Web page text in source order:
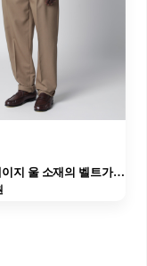
생 로랑 베이지 울 소재의 벨트가 있는 하이웨이스트 테일러드 팬츠